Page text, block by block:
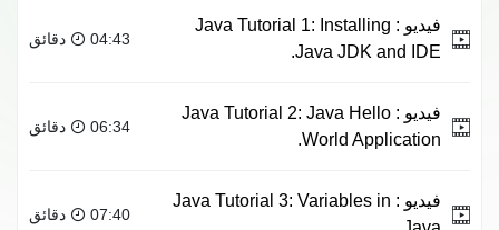
فيديو : Java Tutorial 1: Installing
Java JDK and IDE.
04:43 دقائق
فيديو : Java Tutorial 2: Java Hello
World Application.
06:34 دقائق
فيديو : Java Tutorial 3: Variables in
07:40 دقائق